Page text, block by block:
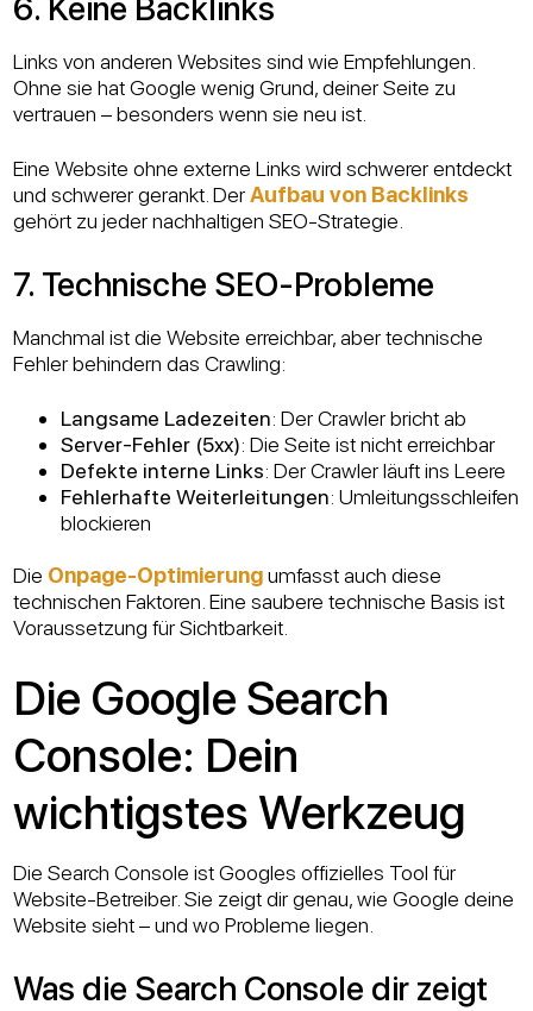
6. Keine Backlinks
Links von anderen Websites sind wie Empfehlungen.
Ohne sie hat Google wenig Grund, deiner Seite zu
vertrauen – besonders wenn sie neu ist.
Eine Website ohne externe Links wird schwerer entdeckt
und schwerer gerankt. DerAufbau von Backlinks
gehört zu jeder nachhaltigen SEO-Strategie.
7. Technische SEO-Probleme
Manchmal ist die Website erreichbar, aber technische
Fehler behindern das Crawling:
Langsame Ladezeiten: Der Crawler bricht ab
Server-Fehler (5xx): Die Seite ist nicht erreichbar
Defekte interne Links: Der Crawler läuft ins Leere
Fehlerhafte Weiterleitungen: Umleitungsschleifen
blockieren
Die Onpage-Optimierungumfasst auch diese
technischen Faktoren. Eine saubere technische Basis ist
Voraussetzung für Sichtbarkeit.
Die Google Search
Console: Dein
wichtigstes Werkzeug
Die Search Console ist Googles offizielles Tool für
Website-Betreiber. Sie zeigt dir genau, wie Google deine
Website sieht – und wo Probleme liegen.
Was die Search Console dir zeigt